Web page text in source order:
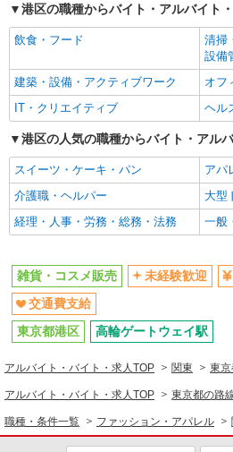
ファッション・ア
雑貨・コスメ販売
同じ特徴から求人を探す
未経験歓迎 交通
港区の職種からバイト・アルバイト
飲食・フード
清掃
設備
建築・設備・アクティブワーク
オフ
IT・クリエイティブ
ヘル
港区の人気の職種からバイト・アル
スイーツ・ケーキ・パン
アパ
介護職・ヘルパー
大型
経理・人事・労務・総務・法務
一般
雑貨・コスメ販売 未経験歓迎
交通費支給
東京都港区
高輪ゲートウェイ駅
アルバイト・バイト・求人TOP 関東 東
アルバイト・バイト・求人TOP 東京都の路
職種・条件一覧 ファッション・アパレル